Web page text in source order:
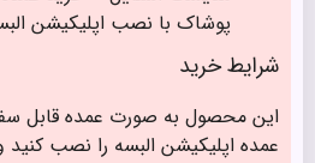
پوشاک با نصب اپلیکیشن
شرایط خرید
این محصول به صورت عمده قابل
عمده اپلیکیشن البسه را نصب کنید